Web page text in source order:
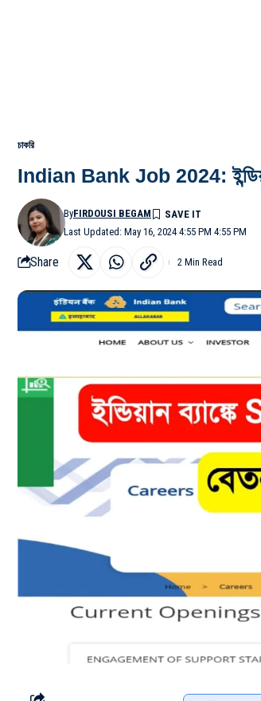
চাকরি
Indian Bank Job 2024: ইন্ডিয়ান
Last Updated: May 16, 2024 4:55 PM 4:55 PM
ByFIRDOUSI BEGAM
Share 2 Min Read